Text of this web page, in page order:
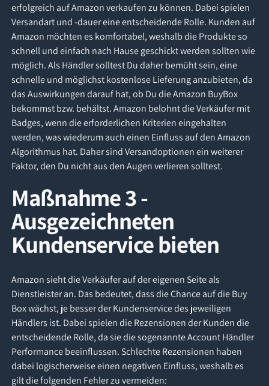
erfolgreich auf Amazon verkaufen zu können. Dabei spielen
Versandart und -dauer eine entscheidende Rolle. Kunden auf
Amazon möchten es komfortabel, weshalb die Produkte so
schnell und einfach nach Hause geschickt werden sollten wie
möglich. Als Händler solltest Du daher bemüht sein, eine
schnelle und möglichst kostenlose Lieferung anzubieten, da
das Auswirkungen darauf hat, ob Du die Amazon BuyBox
bekommst bzw. behältst. Amazon belohnt die Verkäufer mit
Badges, wenn die erforderlichen Kriterien eingehalten
werden, was wiederum auch einen Einfluss auf den Amazon
Algorithmus hat. Daher sind Versandoptionen ein weiterer
Faktor, den Du nicht aus den Augen verlieren solltest.
Maßnahme 3 -
Ausgezeichneten
Kundenservice bieten
Amazon sieht die Verkäufer auf der eigenen Seite als
Dienstleister an. Das bedeutet, dass die Chance auf die Buy
Box wächst, je besser der Kundenservice des jeweiligen
Händlers ist. Dabei spielen die Rezensionen der Kunden die
entscheidende Rolle, da sie die sogenannte Account Händler
Performance beeinflussen. Schlechte Rezensionen haben
dabei logischerweise einen negativen Einfluss, weshalb es
gilt die folgenden Fehler zu vermeiden: